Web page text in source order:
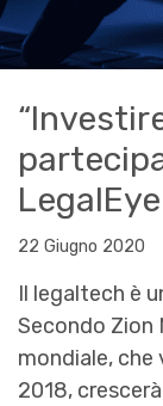
22 Giugno 2020
Il legaltech è
Secondo Zion
mondiale, che
2018,